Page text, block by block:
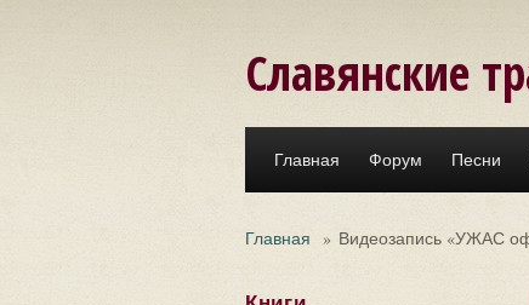
Славянские
Главная Форум Песни
Главная » Видеозапись «УЖАС